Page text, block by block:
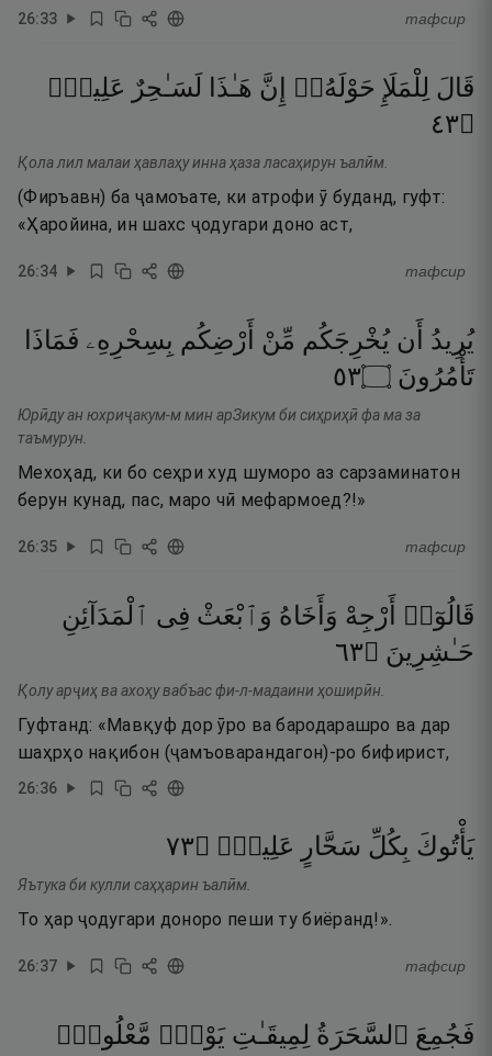
26:33 тафсир
قَالَ لِلْمَلَإِ حَوْلَهُۥٓ إِنَّ هَـٰذَا لَسَـٰحِرٌ عَلِيمٌۭ
۝٣٤
Қола лил малаи ҳавлаҳу инна ҳаза ласаҳирун ъалӣм.
(Фиръавн) ба ҷамоъате, ки атрофи ӯ буданд, гуфт:
«Ҳаройина, ин шахс ҷодугари доно аст,
26:34 тафсир
يُرِيدُ أَن يُخْرِجَكُم مِّنْ أَرْضِكُم بِسِحْرِهِۦ فَمَاذَا
تَأْمُرُونَ ۝٣٥
Юрӣду ан юхриҷакум-м мин арЗикум би сиҳриҳӣ фа ма за
таъмурун.
Мехоҳад, ки бо сеҳри худ шуморо аз сарзаминатон
берун кунад, пас, маро чӣ мефармоед?!»
26:35 тафсир
قَالُوٓا۟ أَرْجِهْ وَأَخَاهُ وَٱبْعَثْ فِى ٱلْمَدَآئِنِ
حَـٰشِرِينَ ۝٣٦
Қолу арҷиҳ ва ахоҳу вабъас фи-л-мадаини ҳоширӣн.
Гуфтанд: «Мавқуф дор ӯро ва бародарашро ва дар
шаҳрҳо нақибон (ҷамъоварандагон)-ро бифирист,
26:36
يَأْتُوكَ بِكُلِّ سَحَّارٍ عَلِيمٍۢ ۝٣٧
Яътука би кулли саҳҳарин ъалӣм.
То ҳар ҷодугари доноро пеши ту биёранд!».
26:37 тафсир
فَجُمِعَ ٱلسَّحَرَةُ لِمِيقَـٰتِ يَوْمٍۢ مَّعْلُومٍۢ